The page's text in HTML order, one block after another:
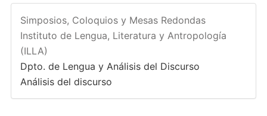
Simposios, Coloquios y Mesas Redondas
Instituto de Lengua, Literatura y Antropología
(ILLA)
Dpto. de Lengua y Análisis del Discurso
Análisis del discurso